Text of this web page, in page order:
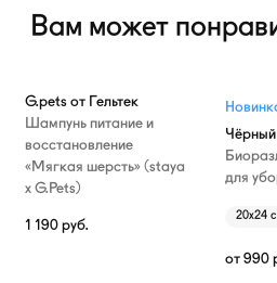
Вам может
G.pets от Гельтек
Шампунь питание и
восстановление
«Мягкая шерсть» (staya
х G.Pets)
1 190 руб.
Чёрный
для
20х24
от 990